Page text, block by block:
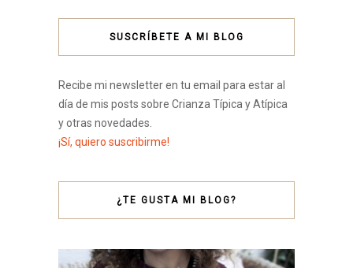
SUSCRÍBETE A MI BLOG
Recibe mi newsletter en tu email para estar al
día de mis posts sobre Crianza Típica y Atípica
y otras novedades.
¡Sí, quiero suscribirme!
¿TE GUSTA MI BLOG?